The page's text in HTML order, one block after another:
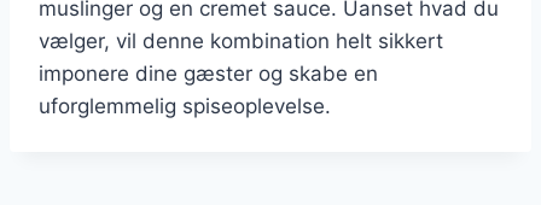
muslinger og en cremet sauce. Uanset hvad du
vælger, vil denne kombination helt sikkert
imponere dine gæster og skabe en
uforglemmelig spiseoplevelse.